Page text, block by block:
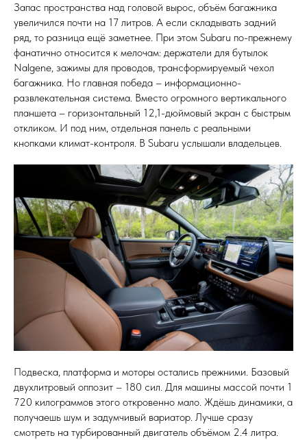
Запас пространства над головой вырос, объём багажника
увеличился почти на 17 литров. А если складывать задний
ряд, то разница ещё заметнее. При этом Subaru по-прежнему
фанатично относится к мелочам: держатели для бутылок
Nalgene, зажимы для проводов, трансформируемый чехол
багажника. Но главная победа – информационно-
развлекательная система. Вместо огромного вертикального
планшета – горизонтальный 12,1-дюймовый экран с быстрым
откликом. И под ним, отдельная панель с реальными
кнопками климат-контроля. В Subaru услышали владельцев.
Подвеска, платформа и моторы остались прежними. Базовый
двухлитровый оппозит – 180 сил. Для машины массой почти 1
720 килограммов этого откровенно мало. Ждёшь динамики, а
получаешь шум и задумчивый вариатор. Лучше сразу
смотреть на турбированный двигатель объёмом 2.4 литра.